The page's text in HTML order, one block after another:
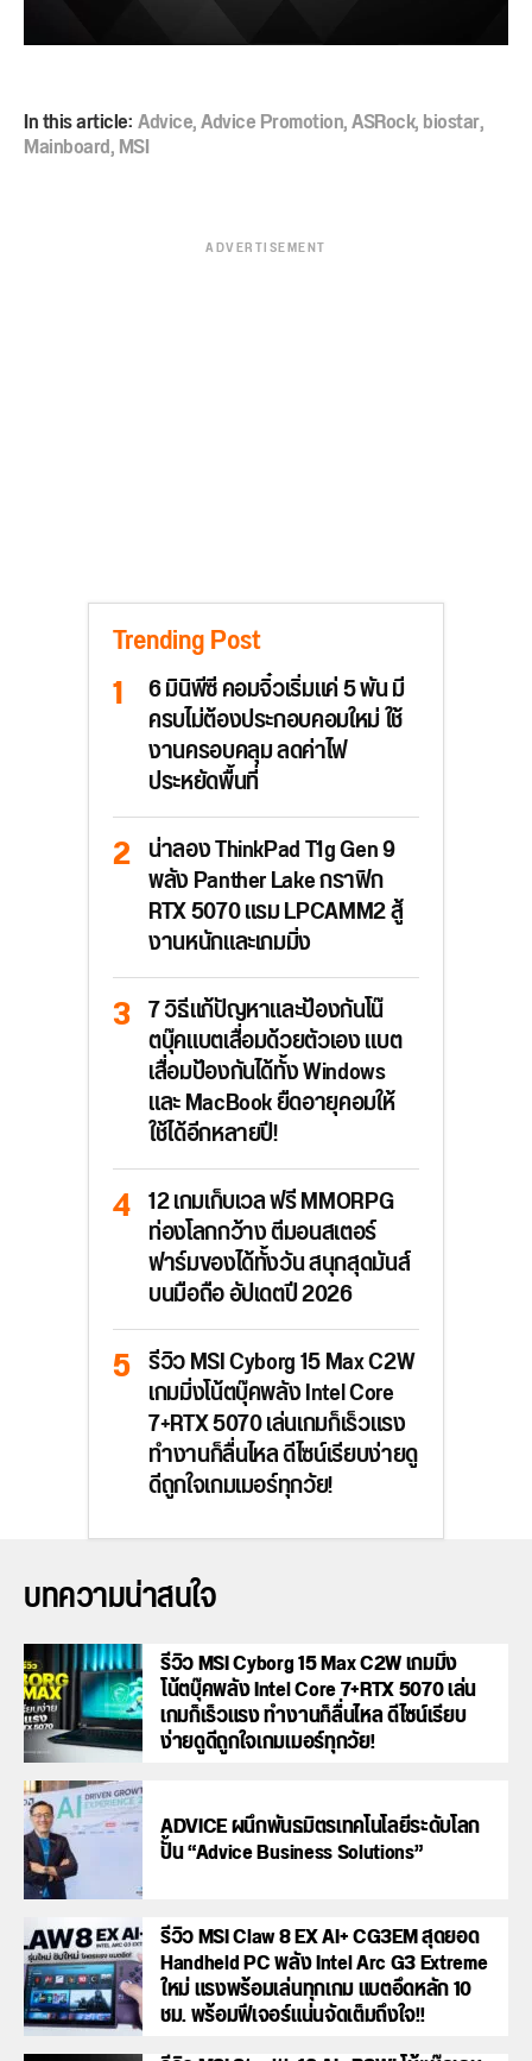
In this article:Advice,Advice Promotion,ASRock,biostar,
Mainboard,MSI
ADVERTISEMENT
Trending Post
6 มินิพีซี คอมจิ๋วเริ่มแค่ 5 พัน มี
ครบไม่ต้องประกอบคอมใหม่ ใช้
งานครอบคลุม ลดค่าไฟ
ประหยัดพื้นที่
น่าลอง ThinkPad T1g Gen 9
พลัง Panther Lake กราฟิก
RTX 5070 แรม LPCAMM2 สู้
งานหนักและเกมมิ่ง
7 วิธีแก้ปัญหาและป้องกันโน๊
ตบุ๊คแบตเสื่อมด้วยตัวเอง แบต
เสื่อมป้องกันได้ทั้ง Windows
และ MacBook ยืดอายุคอมให้
ใช้ได้อีกหลายปี!
12 เกมเก็บเวล ฟรี MMORPG
ท่องโลกกว้าง ตีมอนสเตอร์
ฟาร์มของได้ทั้งวัน สนุกสุดมันส์
บนมือถือ อัปเดตปี 2026
รีวิว MSI Cyborg 15 Max C2W
เกมมิ่งโน้ตบุ๊คพลัง Intel Core
7+RTX 5070 เล่นเกมก็เร็วแรง
ทำงานก็ลื่นไหล ดีไซน์เรียบง่ายดู
ดีถูกใจเกมเมอร์ทุกวัย!
บทความน่าสนใจ
รีวิว MSI Cyborg 15 Max C2W เกมมิ่ง
โน้ตบุ๊คพลัง Intel Core 7+RTX 5070 เล่น
เกมก็เร็วแรง ทำงานก็ลื่นไหล ดีไซน์เรียบ
ง่ายดูดีถูกใจเกมเมอร์ทุกวัย!
ADVICE ผนึกพันธมิตรเทคโนโลยีระดับโลก
ปั้น “Advice Business Solutions”
รีวิว MSI Claw 8 EX AI+ CG3EM สุดยอด
Handheld PC พลัง Intel Arc G3 Extreme
ใหม่ แรงพร้อมเล่นทุกเกม แบตอึดหลัก 10
ชม. พร้อมฟีเจอร์แน่นจัดเต็มถึงใจ!!